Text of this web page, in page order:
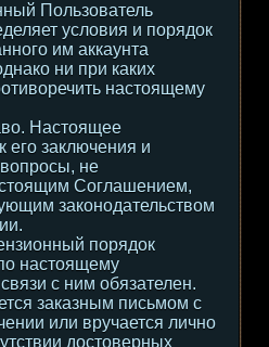
Пользователь
условия и порядок
им аккаунта
ни при каких
настоящему
Настоящее
его заключения и
не
Соглашением,
законодательством
порядок
настоящему
с ним обязателен.
заказным письмом с
или вручается лично
достоверных